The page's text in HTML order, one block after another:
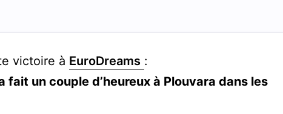
victoire à EuroDreams :
fait un couple d’heureux à Plouvara dans les